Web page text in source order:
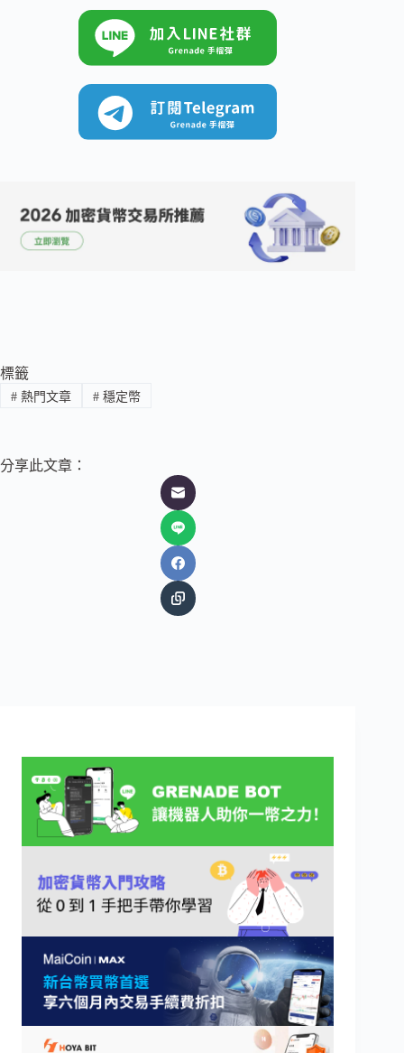
標籤
#熱門文章 #穩定幣
分享此文章：